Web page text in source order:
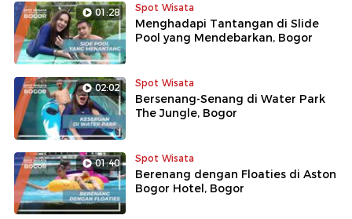
01:28 Spot Wisata
Menghadapi Tantangan di Slide
Pool yang Mendebarkan, Bogor
02:02 Spot Wisata
Bersenang-Senang di Water Park
The Jungle, Bogor
01:40 Spot Wisata
Berenang dengan Floaties di Aston
Bogor Hotel, Bogor